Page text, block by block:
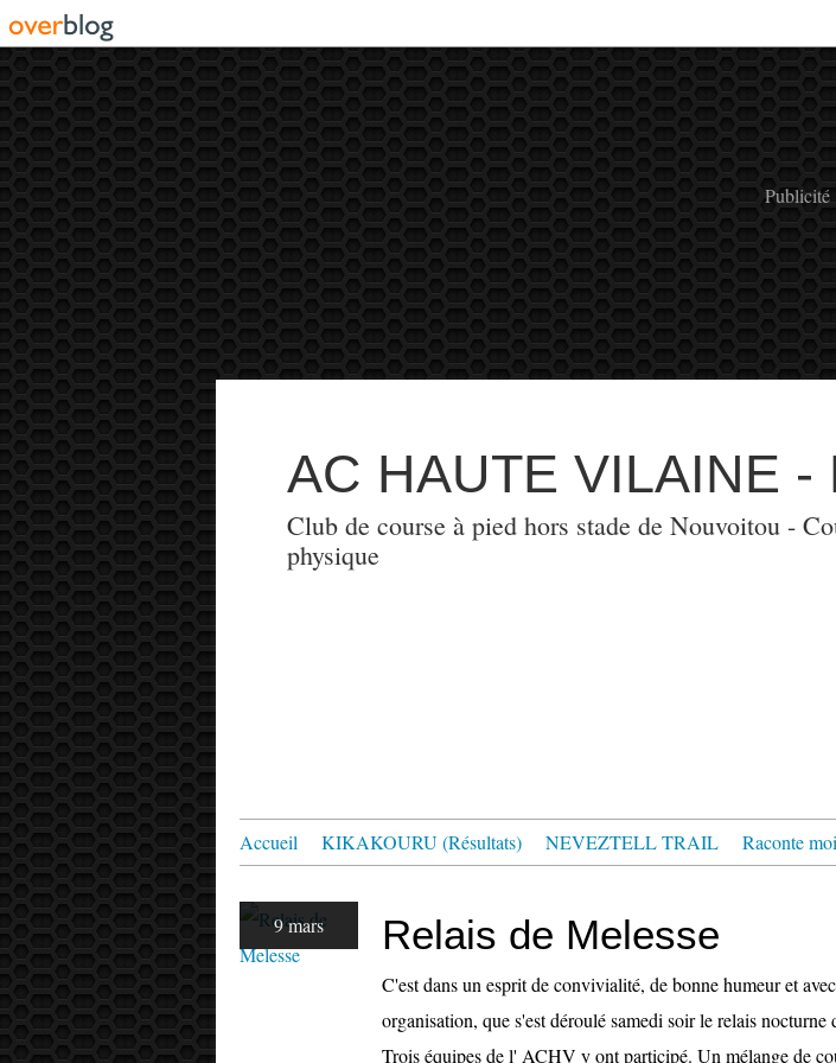
Publicité
AC HAUTE VILAINE -
Club de course à pied hors stade de Nouvoitou -
physique
Accueil KIKAKOURU (Résultats) NEVEZTELL TRAIL Raconte
9 mars Relais de Melesse
C'est dans un esprit de convivialité, de bonne humeur et
organisation, que s'est déroulé samedi soir le relais nocturne
Trois équipes de l' ACHV y ont participé. Un mélange de